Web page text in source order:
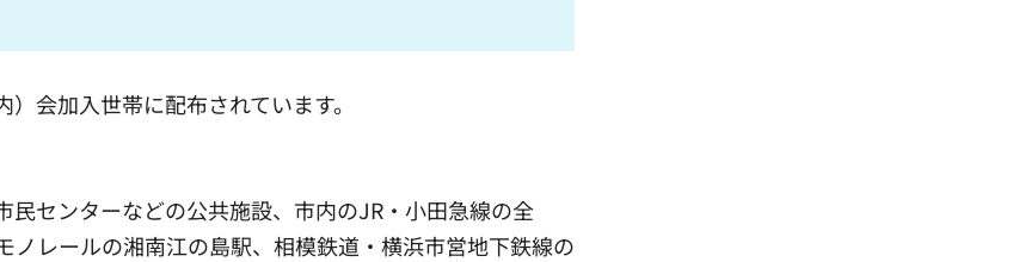
会加入世帯に配布されています。
センターなどの公共施設、市内のJR・小田急線の全
レールの湘南江の島駅、相模鉄道・横浜市営地下鉄線の